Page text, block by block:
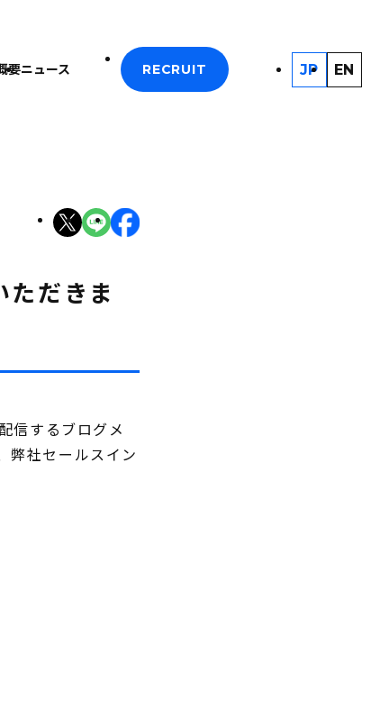
要ニュース RECRUIT JP EN
だきま
信するブログメ
弊社セールスイン